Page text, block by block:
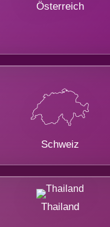
Österreich
Schweiz
Thailand